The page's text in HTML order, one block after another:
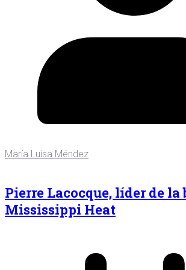
María Luisa Méndez
Pierre Lacocque, líder de la
Mississippi Heat